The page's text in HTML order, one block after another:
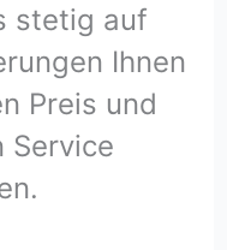
stetig auf
Ihnen
Preis und
Service